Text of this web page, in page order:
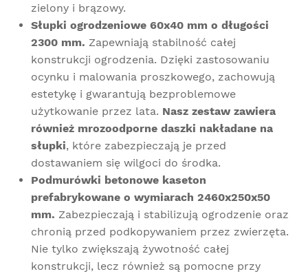
zielony i brązowy.
Słupki ogrodzeniowe 60x40 mm o długości
2300 mm. Zapewniają stabilność całej
konstrukcji ogrodzenia. Dzięki zastosowaniu
ocynku i malowania proszkowego, zachowują
estetykę i gwarantują bezproblemowe
użytkowanie przez lata. Nasz zestaw zawiera
również mrozoodporne daszki nakładane na
słupki, które zabezpieczają je przed
dostawaniem się wilgoci do środka.
Podmurówki betonowe kaseton
prefabrykowane o wymiarach 2460x250x50
mm. Zabezpieczają i stabilizują ogrodzenie oraz
chronią przed podkopywaniem przez zwierzęta.
Nie tylko zwiększają żywotność całej
konstrukcji, lecz również są pomocne przy